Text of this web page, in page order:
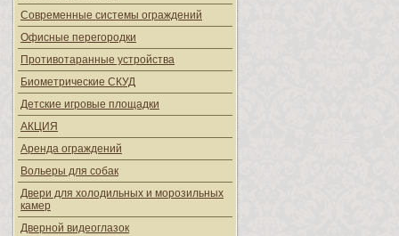
Современные системы ограждений
Офисные перегородки
Противотаранные устройства
Биометрические СКУД
Детские игровые площадки
АКЦИЯ
Аренда ограждений
Вольеры для собак
Двери для холодильных и морозильных
камер
Дверной видеоглазок